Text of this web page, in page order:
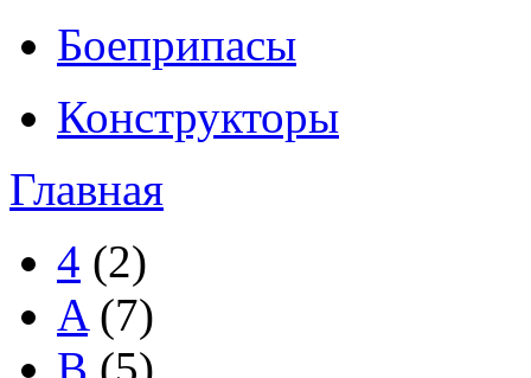
Боеприпасы
Конструкторы
Главная
4 (2)
A(7)
B (5)